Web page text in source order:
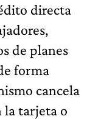
directa
de planes
forma
cancela
la tarjeta o